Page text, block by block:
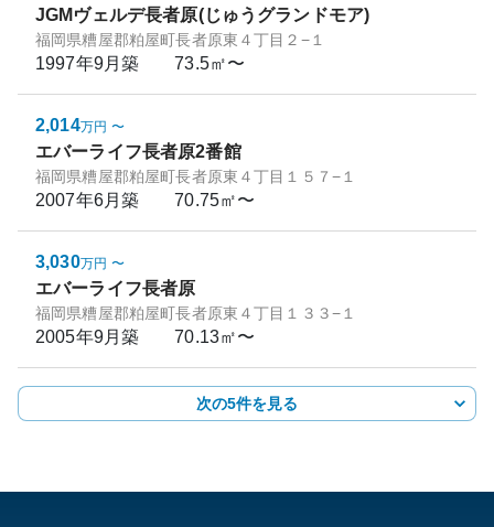
JGMヴェルデ長者原(じゅうグランドモア)
福岡県糟屋郡粕屋町長者原東４丁目２−１
1997年9月築 73.5㎡〜
2,014万円 〜
エバーライフ長者原2番館
福岡県糟屋郡粕屋町長者原東４丁目１５７−１
2007年6月築 70.75㎡〜
3,030万円 〜
エバーライフ長者原
福岡県糟屋郡粕屋町長者原東４丁目１３３−１
2005年9月築 70.13㎡〜
次の5件を見る